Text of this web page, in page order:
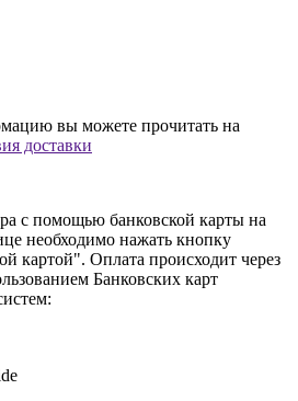
вы можете прочитать на
доставки
с помощью банковской карты на
необходимо нажать кнопку
картой". Оплата происходит через
Банковских карт